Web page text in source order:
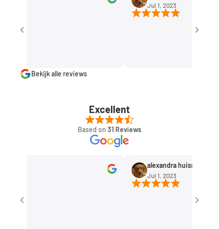
Jul 1, 2023
Bekijk alle reviews
Excellent
Based on 31 Reviews
alexandra huisman
Jul 1, 2023